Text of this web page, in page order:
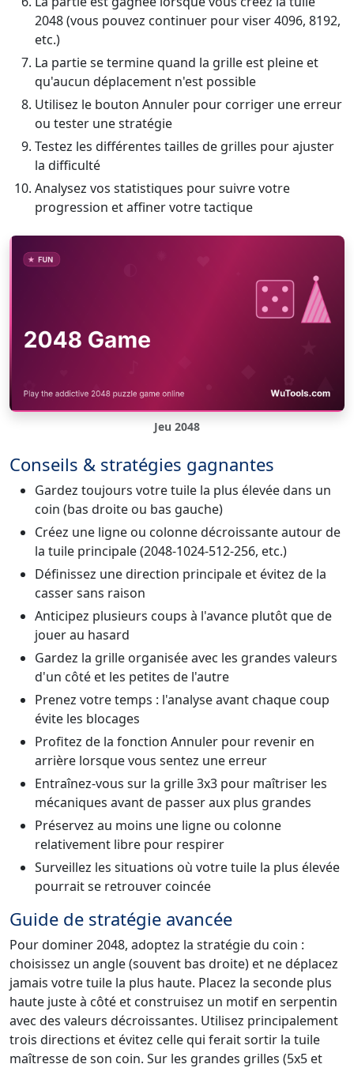
2048 (vous pouvez continuer pour viser 4096, 8192,
etc.)
La partie se termine quand la grille est pleine et
qu'aucun déplacement n'est possible
Utilisez le bouton Annuler pour corriger une erreur
ou tester une stratégie
Testez les différentes tailles de grilles pour ajuster
la difficulté
Analysez vos statistiques pour suivre votre
progression et affiner votre tactique
Jeu 2048
Conseils & stratégies gagnantes
Gardez toujours votre tuile la plus élevée dans un
coin (bas droite ou bas gauche)
Créez une ligne ou colonne décroissante autour de
la tuile principale (2048-1024-512-256, etc.)
Définissez une direction principale et évitez de la
casser sans raison
Anticipez plusieurs coups à l'avance plutôt que de
jouer au hasard
Gardez la grille organisée avec les grandes valeurs
d'un côté et les petites de l'autre
Prenez votre temps : l'analyse avant chaque coup
évite les blocages
Profitez de la fonction Annuler pour revenir en
arrière lorsque vous sentez une erreur
Entraînez-vous sur la grille 3x3 pour maîtriser les
mécaniques avant de passer aux plus grandes
Préservez au moins une ligne ou colonne
relativement libre pour respirer
Surveillez les situations où votre tuile la plus élevée
pourrait se retrouver coincée
Guide de stratégie avancée
Pour dominer 2048, adoptez la stratégie du coin :
choisissez un angle (souvent bas droite) et ne déplacez
jamais votre tuile la plus haute. Placez la seconde plus
haute juste à côté et construisez un motif en serpentin
avec des valeurs décroissantes. Utilisez principalement
trois directions et évitez celle qui ferait sortir la tuile
maîtresse de son coin. Sur les grandes grilles (5x5 et